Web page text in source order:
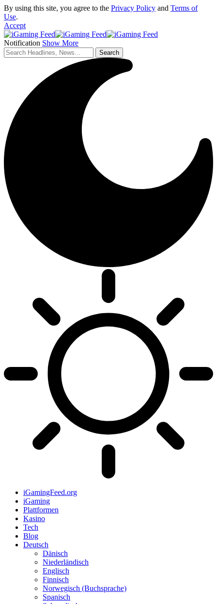
By using this site, you agree to the Privacy Policy and Terms of
Use.
Accept
Notification Show More
iGamingFeed.org
iGaming
Plattformen
Kasino
Tech
Blog
Deutsch
Dänisch
Niederländisch
Englisch
Finnisch
Norwegisch (Buchsprache)
Spanisch